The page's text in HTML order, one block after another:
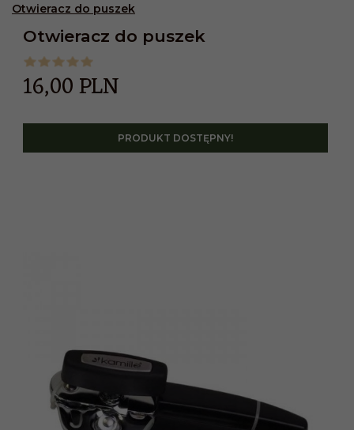
Otwieracz do puszek
Otwieracz do puszek
16,00PLN
PRODUKT DOSTĘPNY!